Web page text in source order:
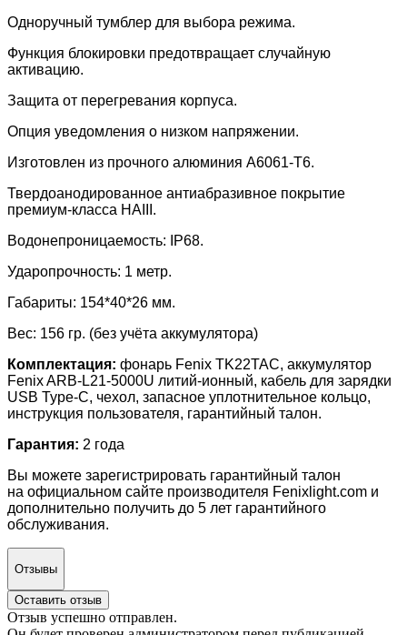
Одноручный тумблер для выбора режима.
Функция блокировки предотвращает случайную
активацию.
Защита от перегревания корпуса.
Опция уведомления о низком напряжении.
Изготовлен из прочного алюминия A6061-T6.
Твердоанодированное антиабразивное покрытие
премиум-класса HAIII.
Водонепроницаемость: IP68.
Ударопрочность: 1 метр.
Габариты: 154*40*26 мм.
Вес: 156 гр. (без учёта аккумулятора)
Комплектация: фонарь Fenix TK22TAC, аккумулятор
Fenix ARB-L21-5000U литий-ионный, кабель для зарядки
USB Type-C, чехол, запасное уплотнительное кольцо,
инструкция пользователя, гарантийный талон.
Гарантия: 2 года
Вы можете зарегистрировать гарантийный талон
на официальном сайте производителя Fenixlight.com и
дополнительно получить до 5 лет гарантийного
обслуживания.
Отзывы
Оставить отзыв
Отзыв успешно отправлен.